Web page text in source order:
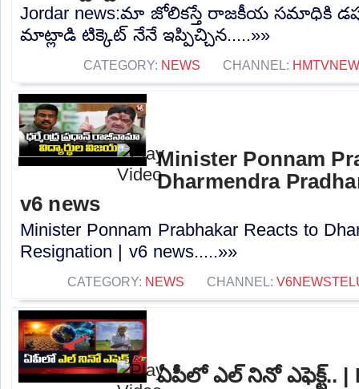
Jordar news:మా జోలికస్తే రాజకీయ సమాధికి
మాట్లాడి టిక్కెట్ నేనే ఇప్పిచ్చిన.....»»
CATEGORY: NEWS CHANNEL:
Minister Ponnam
Dharmendra
v6 news
Minister Ponnam Prabhakar Reacts to
Resignation | v6 news.....»»
CATEGORY: NEWS CHANNEL:
ఏపీలో ఎల్ నినో ఎఫెక్ట్.. |